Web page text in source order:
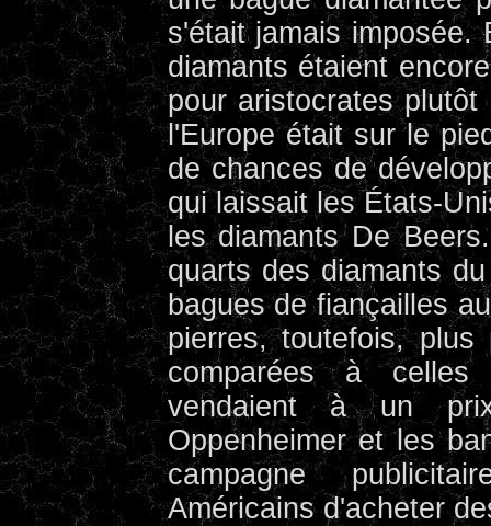
s'était jamais imposée.
diamants étaient
pour aristocrates
l'Europe était sur le
de chances de
qui laissait les États-
les diamants De
quarts des diamants
bagues de fiançailles
pierres, toutefois,
comparées à
vendaient à un
Oppenheimer et les
campagne
Américains d'acheter